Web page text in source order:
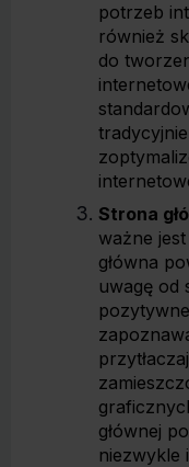
potrzeb
również
do
Strona
ważne
główna
uwagę od
głównej
niezwykle